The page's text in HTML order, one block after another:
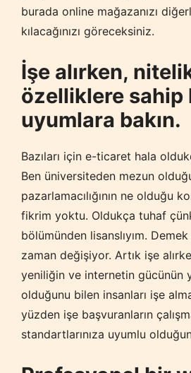
burada online mağazanızı
kılacağınızı göreceksiniz.
İşe alırken,
özelliklere sahip
uyumlara bakın.
Bazıları için e-ticaret hala
Ben üniversiteden mezun
pazarlamacılığının ne olduğu
fikrim yoktu. Oldukça tuhaf
bölümünden lisanslıyım.
zaman değişiyor. Artık işe
yeniliğin ve internetin gücünün
olduğunu bilen insanları işe
yüzden işe başvuranların
standartlarınıza uyumlu